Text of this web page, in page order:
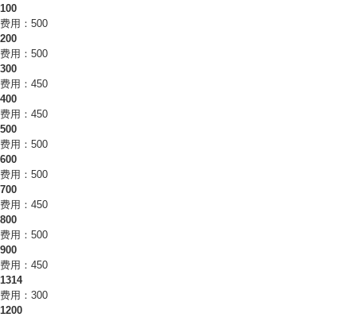
100
费用：500
200
费用：500
300
费用：450
400
费用：450
500
费用：500
600
费用：500
700
费用：450
800
费用：500
900
费用：450
1314
费用：300
1200